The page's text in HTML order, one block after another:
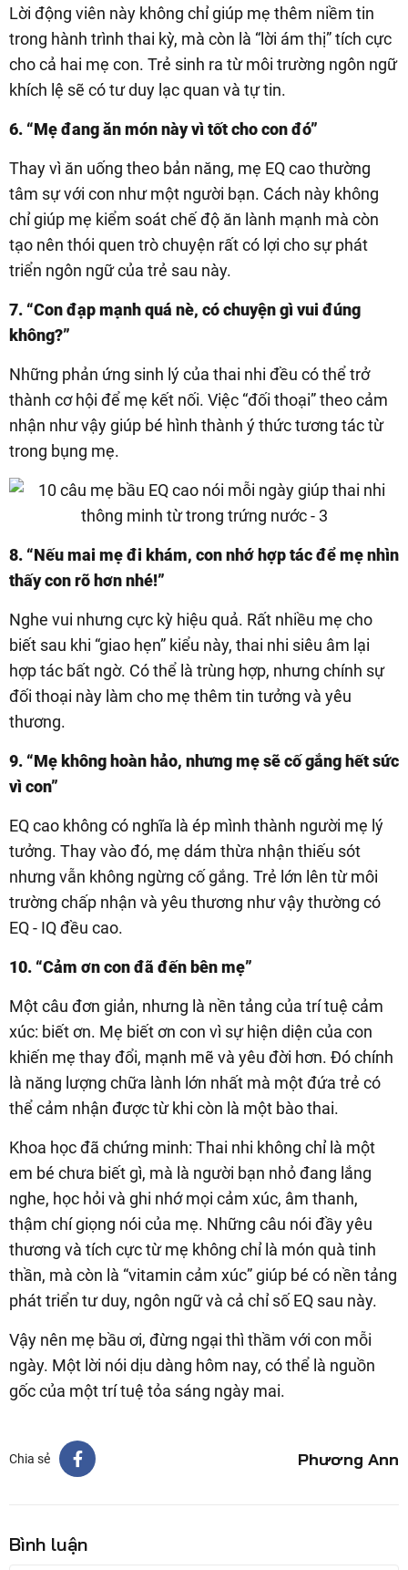
Lời động viên này không chỉ giúp mẹ thêm niềm tin
trong hành trình thai kỳ, mà còn là “lời ám thị” tích cực
cho cả hai mẹ con. Trẻ sinh ra từ môi trường ngôn ngữ
khích lệ sẽ có tư duy lạc quan và tự tin.
6. “Mẹ đang ăn món này vì tốt cho con đó”
Thay vì ăn uống theo bản năng, mẹ EQ cao thường
tâm sự với con như một người bạn. Cách này không
chỉ giúp mẹ kiểm soát chế độ ăn lành mạnh mà còn
tạo nên thói quen trò chuyện rất có lợi cho sự phát
triển ngôn ngữ của trẻ sau này.
7. “Con đạp mạnh quá nè, có chuyện gì vui đúng
không?”
Những phản ứng sinh lý của thai nhi đều có thể trở
thành cơ hội để mẹ kết nối. Việc “đối thoại” theo cảm
nhận như vậy giúp bé hình thành ý thức tương tác từ
trong bụng mẹ.
8. “Nếu mai mẹ đi khám, con nhớ hợp tác để mẹ nhìn
thấy con rõ hơn nhé!”
Nghe vui nhưng cực kỳ hiệu quả. Rất nhiều mẹ cho
biết sau khi “giao hẹn” kiểu này, thai nhi siêu âm lại
hợp tác bất ngờ. Có thể là trùng hợp, nhưng chính sự
đối thoại này làm cho mẹ thêm tin tưởng và yêu
thương.
9. “Mẹ không hoàn hảo, nhưng mẹ sẽ cố gắng hết sức
vì con”
EQ cao không có nghĩa là ép mình thành người mẹ lý
tưởng. Thay vào đó, mẹ dám thừa nhận thiếu sót
nhưng vẫn không ngừng cố gắng. Trẻ lớn lên từ môi
trường chấp nhận và yêu thương như vậy thường có
EQ - IQ đều cao.
10. “Cảm ơn con đã đến bên mẹ”
Một câu đơn giản, nhưng là nền tảng của trí tuệ cảm
xúc: biết ơn. Mẹ biết ơn con vì sự hiện diện của con
khiến mẹ thay đổi, mạnh mẽ và yêu đời hơn. Đó chính
là năng lượng chữa lành lớn nhất mà một đứa trẻ có
thể cảm nhận được từ khi còn là một bào thai.
Khoa học đã chứng minh: Thai nhi không chỉ là một
em bé chưa biết gì, mà là người bạn nhỏ đang lắng
nghe, học hỏi và ghi nhớ mọi cảm xúc, âm thanh,
thậm chí giọng nói của mẹ. Những câu nói đầy yêu
thương và tích cực từ mẹ không chỉ là món quà tinh
thần, mà còn là “vitamin cảm xúc” giúp bé có nền tảng
phát triển tư duy, ngôn ngữ và cả chỉ số EQ sau này.
Vậy nên mẹ bầu ơi, đừng ngại thì thầm với con mỗi
ngày. Một lời nói dịu dàng hôm nay, có thể là nguồn
gốc của một trí tuệ tỏa sáng ngày mai.
Chia sẻ Phương Ann
Bình luận